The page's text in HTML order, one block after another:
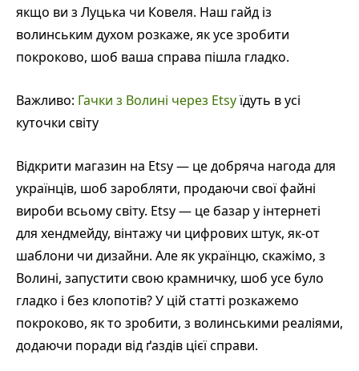
якщо ви з Луцька чи Ковеля. Наш гайд із
волинським духом розкаже, як усе зробити
покроково, шоб ваша справа пішла гладко.
Важливо: Гачки з Волині через Etsyїдуть в усі
куточки світу
Відкрити магазин на Etsy — це добряча нагода для
українців, шоб заробляти, продаючи свої файні
вироби всьому світу. Etsy — це базар у інтернеті
для хендмейду, вінтажу чи цифрових штук, як-от
шаблони чи дизайни. Але як українцю, скажімо, з
Волині, запустити свою крамничку, шоб усе було
гладко і без клопотів? У цій статті розкажемо
покроково, як то зробити, з волинськими реаліями,
додаючи поради від ґаздів цієї справи.